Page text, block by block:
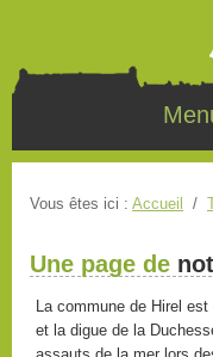
Vous êtes ici : Accueil /
Une page de
La commune de Hirel
et la digue de la